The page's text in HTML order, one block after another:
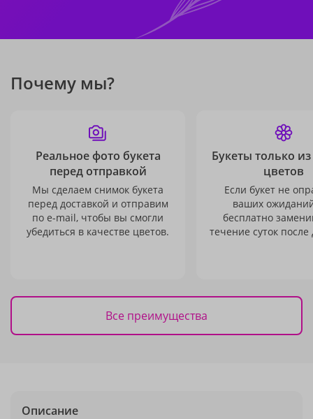
Почему мы?
Реальное фото букета
перед отправкой
Мы сделаем снимок букета
перед доставкой и отправим
по e-mail, чтобы вы смогли
убедиться в качестве цветов.
Букеты только
цветов
Если букет не
ваших
бесплатно
течение суток после
Все преимущества
Описание